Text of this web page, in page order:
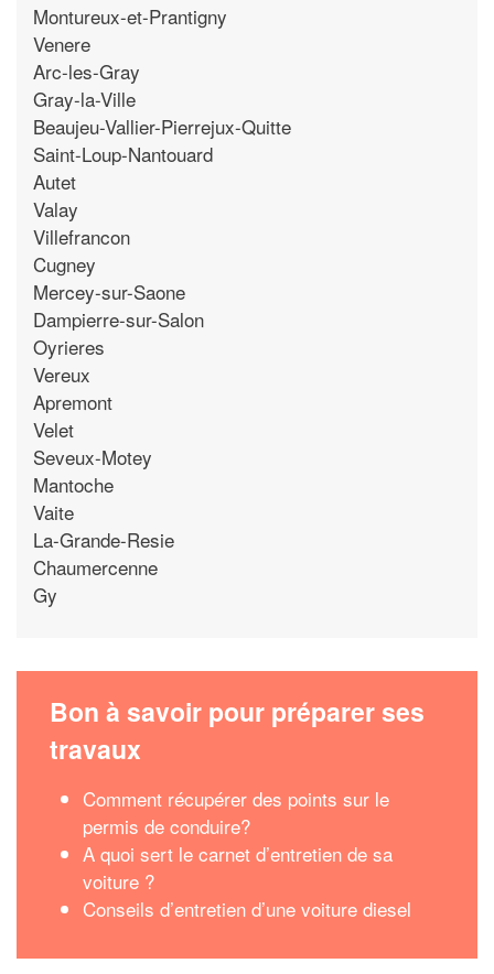
Montureux-et-Prantigny
Venere
Arc-les-Gray
Gray-la-Ville
Beaujeu-Vallier-Pierrejux-Quitte
Saint-Loup-Nantouard
Autet
Valay
Villefrancon
Cugney
Mercey-sur-Saone
Dampierre-sur-Salon
Oyrieres
Vereux
Apremont
Velet
Seveux-Motey
Mantoche
Vaite
La-Grande-Resie
Chaumercenne
Gy
Bon à savoir pour préparer ses
travaux
Comment récupérer des points sur le
permis de conduire?
A quoi sert le carnet d’entretien de sa
voiture ?
Conseils d’entretien d’une voiture diesel